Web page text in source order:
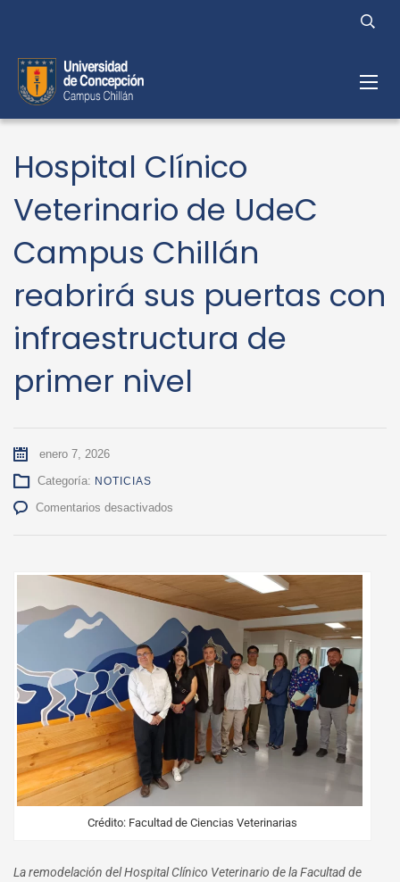
Hospital Clínico
Veterinario de UdeC
Campus Chillán
reabrirá sus puertas con
infraestructura de
primer nivel
enero 7, 2026
Categoría: NOTICIAS
Comentarios desactivados
de
UdeC
Campus
Chillán
reabrirá
sus
puertas
con
infraestructura
primer
nivel
Crédito: Facultad de Ciencias Veterinarias
La remodelación del Hospital Clínico Veterinario de la Facultad de